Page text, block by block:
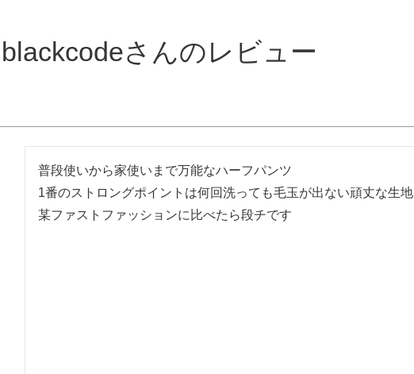
blackcodeさんのレビュー
普段使いから家使いまで万能なハーフパンツ
1番のストロングポイントは何回洗っても毛玉が出ない頑丈な生地
某ファストファッションに比べたら段チです